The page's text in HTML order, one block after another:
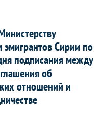
Сирии по
подписания между
об
отношений и